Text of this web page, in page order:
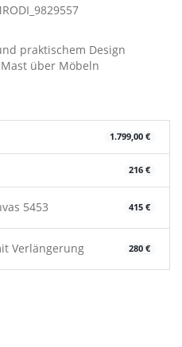
praktischem Design
über Möbeln
1.799,00 €
216 €
5453 415 €
Verlängerung 280 €